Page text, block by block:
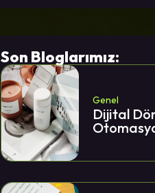
Son Bloglarımız:
Genel
Dijital